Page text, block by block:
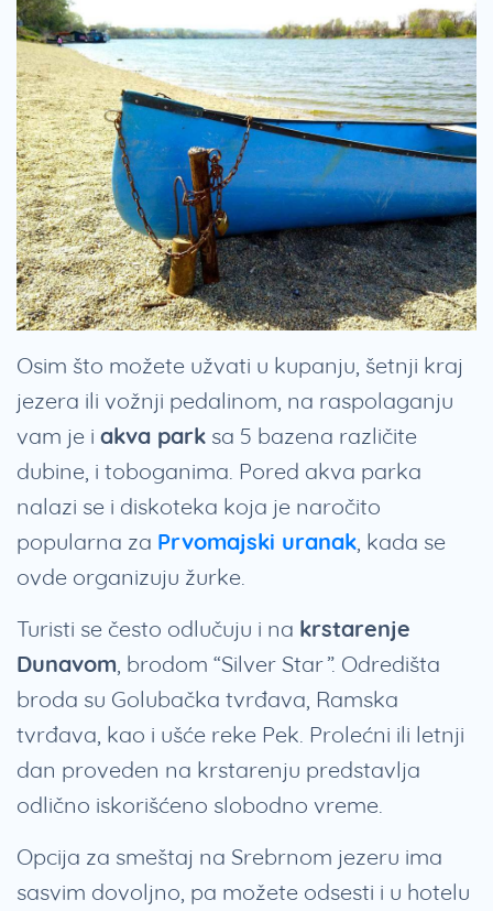
Osim što možete užvati u kupanju, šetnji kraj
jezera ili vožnji pedalinom, na raspolaganju
vam je i akva park sa 5 bazena različite
dubine, i toboganima. Pored akva parka
nalazi se i diskoteka koja je naročito
popularna za Prvomajski uranak , kada se
ovde organizuju žurke.
Turisti se često odlučuju i na krstarenje
Dunavom , brodom “Silver Star”. Odredišta
broda su Golubačka tvrđava, Ramska
tvrđava, kao i ušće reke Pek. Prolećni ili letnji
dan proveden na krstarenju predstavlja
odlično iskorišćeno slobodno vreme.
Opcija za smeštaj na Srebrnom jezeru ima
sasvim dovoljno, pa možete odsesti i u hotelu